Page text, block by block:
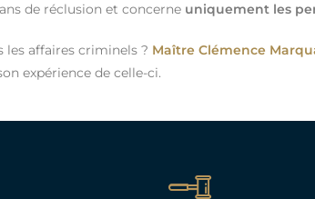
de réclusion et concerne uniquement les
les affaires criminels ? Maître Clémence
expérience de celle-ci.